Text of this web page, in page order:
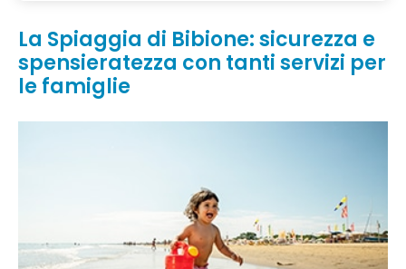
La Spiaggia di Bibione: sicurezza e
spensieratezza con tanti servizi per
le famiglie